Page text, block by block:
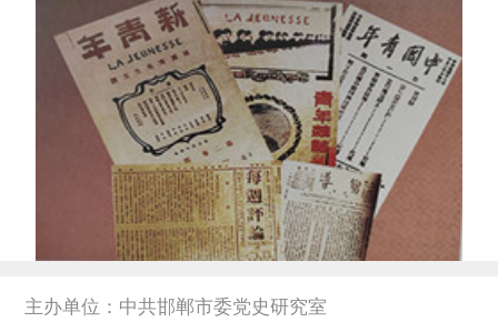
主办单位：中共邯郸市委党史研究室